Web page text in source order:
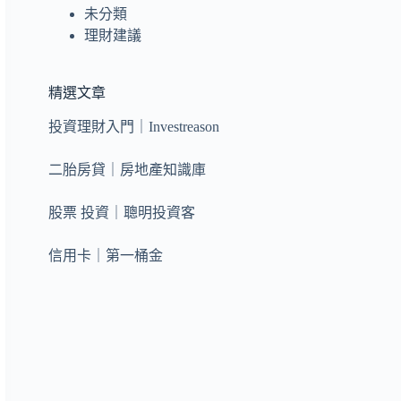
未分類
理財建議
精選文章
投資理財入門｜Investreason
二胎房貸｜房地產知識庫
股票 投資｜聰明投資客
信用卡｜第一桶金